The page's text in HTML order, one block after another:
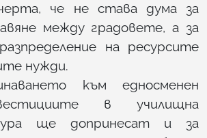
че не става дума за
между градовете, а за
на ресурсите
нужди.
към едносменен
в училищна
ще допринесат и за